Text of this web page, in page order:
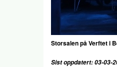
Storsalen på Verftet i
Sist oppdatert: 03-03-